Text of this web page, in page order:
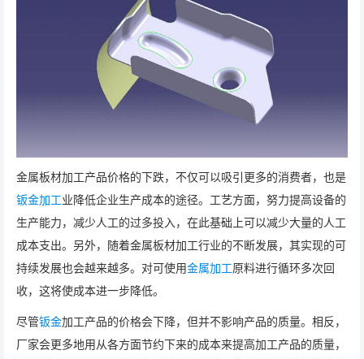
金属板材加工产品价格的下跌，不仅可以吸引更多的消费者，也是
钣金加工业降低企业生产成本的途径。工艺方面，努力提高设备的
生产能力，减少人工的过多投入，在此基础上可以减少大量的人工
成本支出。另外，随着金属板材加工行业的不断发展，其实现的可
持续发展也会越来越多。对可使用金属加工原料进行循环多次回
收，这将使成本进一步降低。
尽管钣金加工产品的价格会下降，但并不影响产品的质量。相反，
厂家会更多地用从各方面节约下来的成本来提高加工产品的质量，